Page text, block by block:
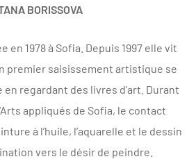
BORISSOVA
en 1978 à Sofia. Depuis 1997 elle vit
premier saisissement artistique se
en regardant des livres d’art. Durant
appliqués de Sofia, le contact
à l’huile, l’aquarelle et le dessin
vers le désir de peindre.